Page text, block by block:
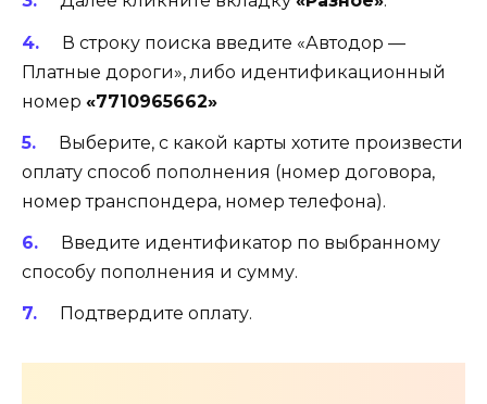
В строку поиска введите «Автодор —
Платные дороги», либо идентификационный
номер «7710965662»
Выберите, с какой карты хотите произвести
оплату способ пополнения (номер договора,
номер транспондера, номер телефона).
Введите идентификатор по выбранному
способу пополнения и сумму.
Подтвердите оплату.